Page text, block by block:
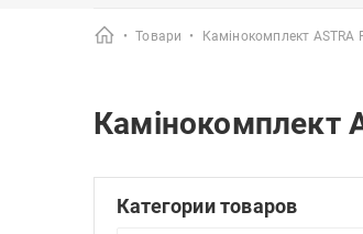
• Товари • Камінокомплект
Камінокомплект
Категории товаров